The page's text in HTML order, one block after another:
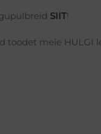
SIIT!
toodet meie HULGI